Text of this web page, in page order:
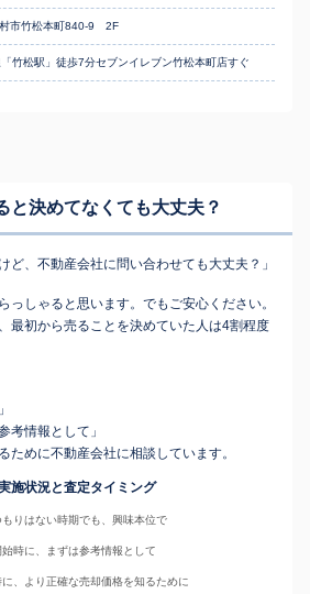
市竹松本町840-9 2F
竹松駅」徒歩7分セブンイレブン竹松本町店すぐ
と決めてなくても大丈夫？
ど、不動産会社に問い合わせても大丈夫？」
っしゃると思います。でもご安心ください。
最初から売ることを決めていた人は4割程度
考情報として」
ために不動産会社に相談しています。
施状況と査定タイミング
りはない時期でも、興味本位で
時に、まずは参考情報として
、より正確な売却価格を知るために